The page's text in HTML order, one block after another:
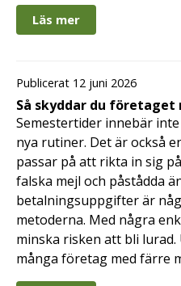
Läs mer
Publicerat 12 juni 2026
Så skyddar du
Semestertider innebär
nya rutiner. Det är också
passar på att rikta in sig
falska mejl och påstådda
betalningsuppgifter är
metoderna. Med några
minska risken att bli
många företag med färre